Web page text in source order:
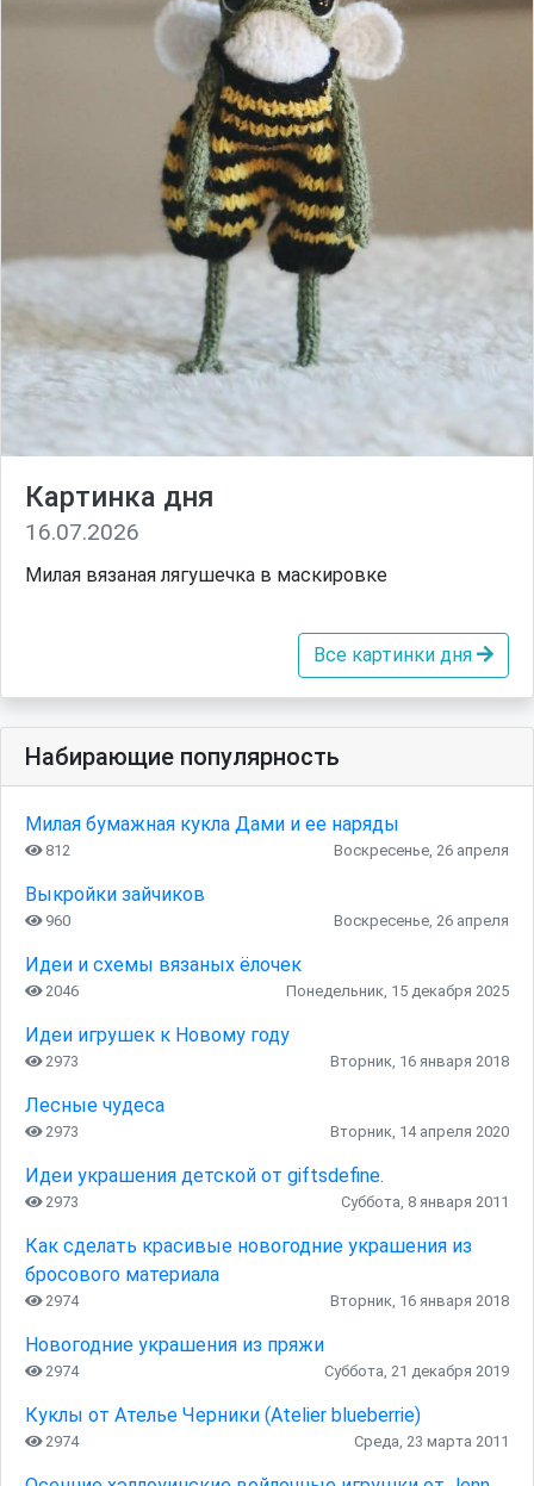
Картинка дня
16.07.2026
Милая вязаная лягушечка в маскировке
Все картинки дня
Набирающие популярность
Милая бумажная кукла Дами и ее наряды
812 Воскресенье, 26 апреля
Выкройки зайчиков
960 Воскресенье, 26 апреля
Идеи и схемы вязаных ёлочек
2046 Понедельник, 15 декабря 2025
Идеи игрушек к Новому году
2973 Вторник, 16 января 2018
Лесные чудеса
2973 Вторник, 14 апреля 2020
Идеи украшения детской от giftsdefine.
2973 Суббота, 8 января 2011
Как сделать красивые новогодние украшения из
бросового материала
2974 Вторник, 16 января 2018
Новогодние украшения из пряжи
2974 Суббота, 21 декабря 2019
Куклы от Ателье Черники (Аtelier blueberrie)
2974 Среда, 23 марта 2011